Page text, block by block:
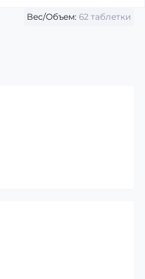
Вес/Объем: 62 таблетки